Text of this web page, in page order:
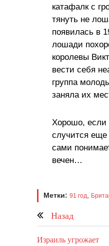
катафалк с
тянуть не
появилась в
лошади
королевы
вести себя
группа
заняла их
Хорошо, если
случится
сами
вечен…
Метки: 91 год,
Назад
Израиль угрожает